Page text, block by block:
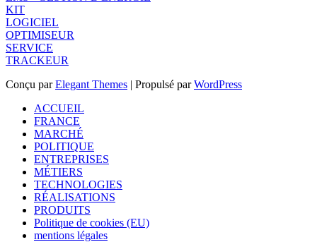
KIT
LOGICIEL
OPTIMISEUR
SERVICE
TRACKEUR
Conçu parElegant Themes | Propulsé parWordPress
ACCUEIL
FRANCE
MARCHÉ
POLITIQUE
ENTREPRISES
MÉTIERS
TECHNOLOGIES
RÉALISATIONS
PRODUITS
Politique de cookies (EU)
mentions légales